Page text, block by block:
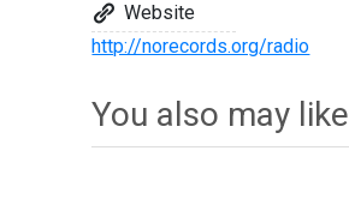
Website
http://norecords.org/radio
You also may like